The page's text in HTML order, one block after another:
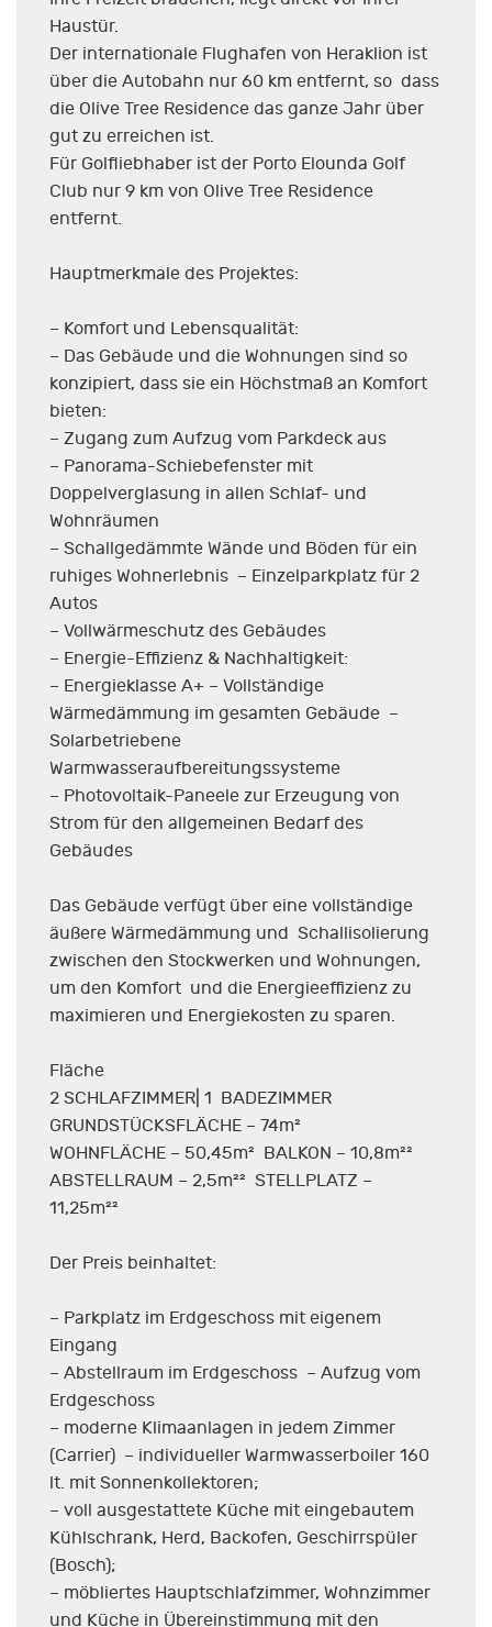
Haustür.
Der internationale Flughafen von Heraklion ist
über die Autobahn nur 60 km entfernt, so dass
die Olive Tree Residence das ganze Jahr über
gut zu erreichen ist.
Für Golfliebhaber ist der Porto Elounda Golf
Club nur 9 km von Olive Tree Residence
entfernt.
Hauptmerkmale des Projektes:
– Komfort und Lebensqualität:
– Das Gebäude und die Wohnungen sind so
konzipiert, dass sie ein Höchstmaß an Komfort
bieten:
– Zugang zum Aufzug vom Parkdeck aus
– Panorama-Schiebefenster mit
Doppelverglasung in allen Schlaf- und
Wohnräumen
– Schallgedämmte Wände und Böden für ein
ruhiges Wohnerlebnis – Einzelparkplatz für 2
Autos
– Vollwärmeschutz des Gebäudes
– Energie-Effizienz & Nachhaltigkeit:
– Energieklasse A+ – Vollständige
Wärmedämmung im gesamten Gebäude –
Solarbetriebene
Warmwasseraufbereitungssysteme
– Photovoltaik-Paneele zur Erzeugung von
Strom für den allgemeinen Bedarf des
Gebäudes
Das Gebäude verfügt über eine vollständige
äußere Wärmedämmung und Schallisolierung
zwischen den Stockwerken und Wohnungen,
um den Komfort und die Energieeffizienz zu
maximieren und Energiekosten zu sparen.
Fläche
2 SCHLAFZIMMER| 1 BADEZIMMER
GRUNDSTÜCKSFLÄCHE – 74m²
WOHNFLÄCHE – 50,45m² BALKON – 10,8m²²
ABSTELLRAUM – 2,5m²² STELLPLATZ –
11,25m²²
Der Preis beinhaltet:
– Parkplatz im Erdgeschoss mit eigenem
Eingang
– Abstellraum im Erdgeschoss – Aufzug vom
Erdgeschoss
– moderne Klimaanlagen in jedem Zimmer
(Carrier) – individueller Warmwasserboiler 160
lt. mit Sonnenkollektoren;
– voll ausgestattete Küche mit eingebautem
Kühlschrank, Herd, Backofen, Geschirrspüler
(Bosch);
– möbliertes Hauptschlafzimmer, Wohnzimmer
und Küche in Übereinstimmung mit den